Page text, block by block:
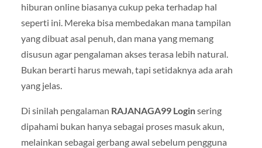
hiburan online biasanya cukup peka terhadap hal
seperti ini. Mereka bisa membedakan mana tampilan
yang dibuat asal penuh, dan mana yang memang
disusun agar pengalaman akses terasa lebih natural.
Bukan berarti harus mewah, tapi setidaknya ada arah
yang jelas.
Di sinilah pengalaman RAJANAGA99 Loginsering
dipahami bukan hanya sebagai proses masuk akun,
melainkan sebagai gerbang awal sebelum pengguna